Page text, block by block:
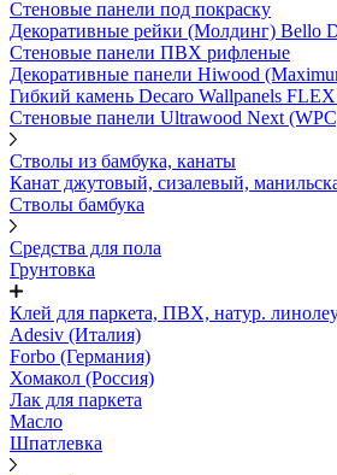
Стеновые панели под покраску
Декоративные рейки (Молдинг) Bello
Стеновые панели ПВХ рифленыe
Декоративные панели Hiwood
Гибкий камень Decaro Wallpanels
Стеновые панели Ultrawood Next
Стволы из бамбука, канаты
Канат джутовый, сизалевый,
Стволы бамбука
Средства для пола
Грунтовка
Клей для паркета, ПВХ, натур.
Adesiv (Италия)
Forbo (Германия)
Хомакол (Россия)
Лак для паркета
Масло
Шпатлевка